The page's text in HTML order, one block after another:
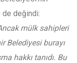
de değindi:
mülk sahipleri
Belediyesi burayı
hakkı tanıdı. Bu